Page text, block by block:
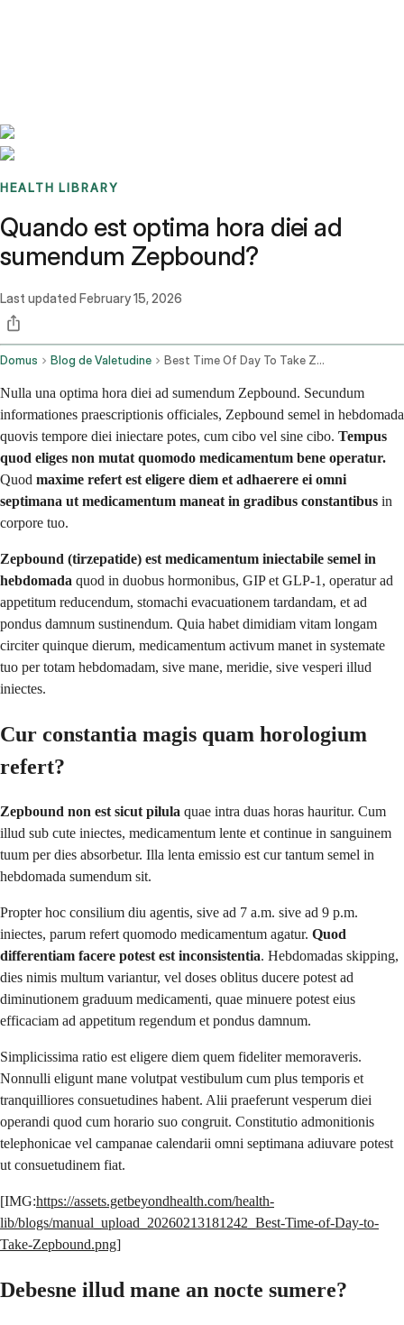
HEALTH LIBRARY
Quando est optima hora diei ad
sumendum Zepbound?
Last updated February 15, 2026
Domus Blog de Valetudine Best Time Of Day To Take Zepbound
Nulla una optima hora diei ad sumendum Zepbound. Secundum
informationes praescriptionis officiales, Zepbound semel in hebdomada
quovis tempore diei iniectare potes, cum cibo vel sine cibo. Tempus
quod eliges non mutat quomodo medicamentum bene operatur.
Quod maxime refert est eligere diem et adhaerere ei omni
septimana ut medicamentum maneat in gradibus constantibus in
corpore tuo.
Zepbound (tirzepatide) est medicamentum iniectabile semel in
hebdomada quod in duobus hormonibus, GIP et GLP-1, operatur ad
appetitum reducendum, stomachi evacuationem tardandam, et ad
pondus damnum sustinendum. Quia habet dimidiam vitam longam
circiter quinque dierum, medicamentum activum manet in systemate
tuo per totam hebdomadam, sive mane, meridie, sive vesperi illud
iniectes.
Cur constantia magis quam horologium
refert?
Zepbound non est sicut pilula quae intra duas horas hauritur. Cum
illud sub cute iniectes, medicamentum lente et continue in sanguinem
tuum per dies absorbetur. Illa lenta emissio est cur tantum semel in
hebdomada sumendum sit.
Propter hoc consilium diu agentis, sive ad 7 a.m. sive ad 9 p.m.
iniectes, parum refert quomodo medicamentum agatur. Quod
differentiam facere potest est inconsistentia. Hebdomadas skipping,
dies nimis multum variantur, vel doses oblitus ducere potest ad
diminutionem graduum medicamenti, quae minuere potest eius
efficaciam ad appetitum regendum et pondus damnum.
Simplicissima ratio est eligere diem quem fideliter memoraveris.
Nonnulli eligunt mane volutpat vestibulum cum plus temporis et
tranquilliores consuetudines habent. Alii praeferunt vesperum diei
operandi quod cum horario suo congruit. Constitutio admonitionis
telephonicae vel campanae calendarii omni septimana adiuvare potest
ut consuetudinem fiat.
[IMG:https://assets.getbeyondhealth.com/health-
lib/blogs/manual_upload_20260213181242_Best-Time-of-Day-to-
Take-Zepbound.png]
Debesne illud mane an nocte sumere?